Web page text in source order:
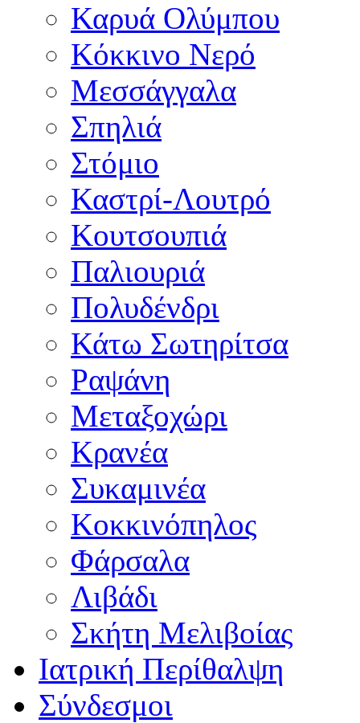
Καρυά Ολύμπου
Κόκκινο Νερό
Μεσσάγγαλα
Σπηλιά
Στόμιο
Καστρί-Λουτρό
Κουτσουπιά
Παλιουριά
Πολυδένδρι
Κάτω Σωτηρίτσα
Ραψάνη
Μεταξοχώρι
Κρανέα
Συκαμινέα
Κοκκινόπηλος
Φάρσαλα
Λιβάδι
Σκήτη Μελιβοίας
Ιατρική Περίθαλψη
Σύνδεσμοι